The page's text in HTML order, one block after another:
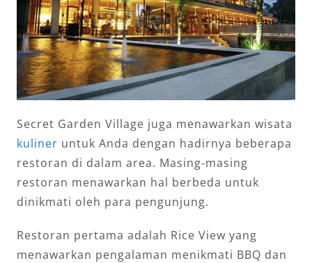
Secret Garden Village juga menawarkan wisata
kuliner untuk Anda dengan hadirnya beberapa
restoran di dalam area. Masing-masing
restoran menawarkan hal berbeda untuk
dinikmati oleh para pengunjung.
Restoran pertama adalah Rice View yang
menawarkan pengalaman menikmati BBQ dan